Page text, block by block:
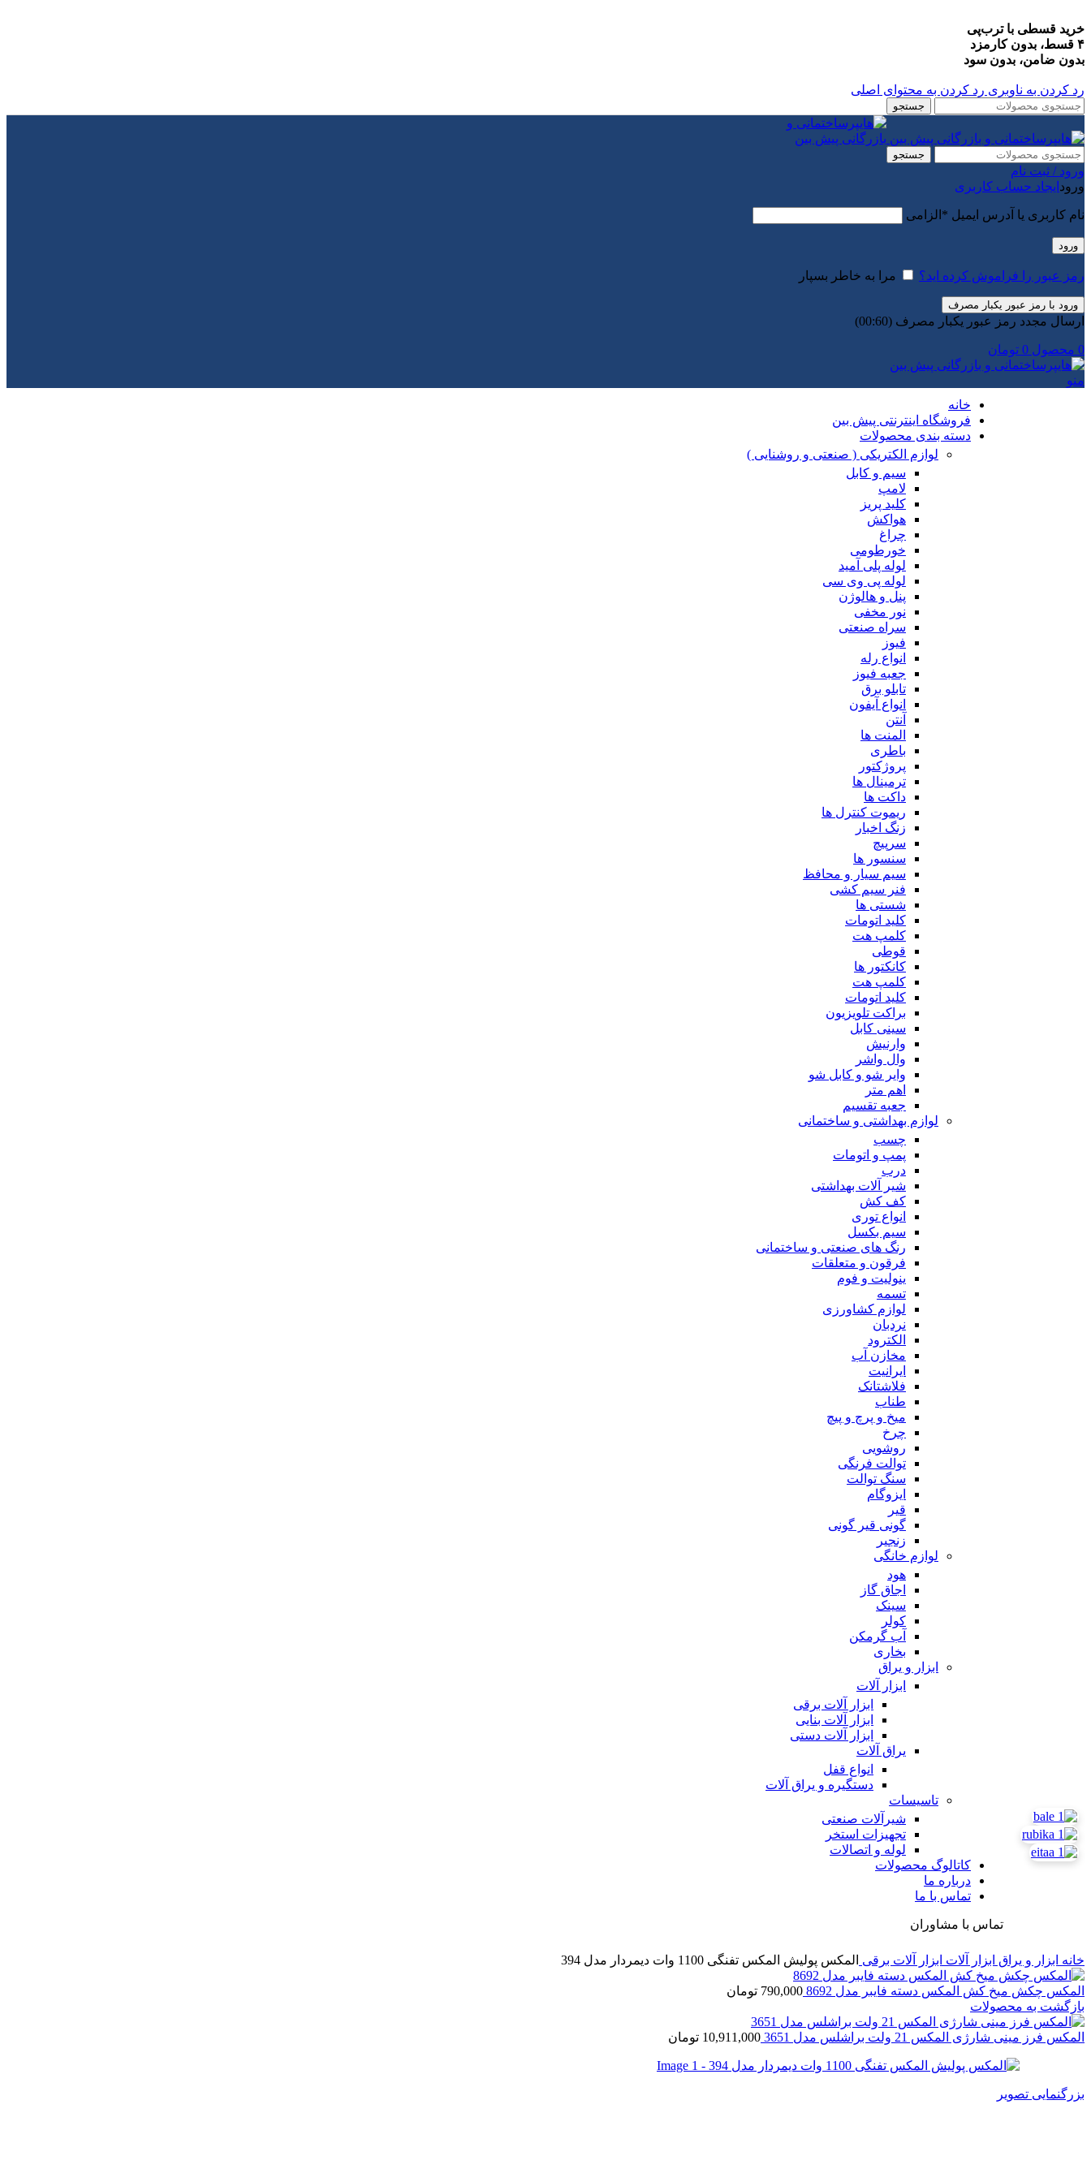
خرید قسطی با ترب‌پی
۴ قسط، بدون کارمزد
بدون ضامن، بدون سود
رد کردن به ناوبری رد کردن به محتوای اصلی
جستجو
جستجو
ورود / ثبت نام
ورود ایجاد حساب کاربری
نام کاربری یا آدرس ایمیل * الزامی
ورود
رمز عبور را فراموش کرده اید؟ مرا به خاطر بسپار
ورود با رمز عبور یکبار مصرف
ارسال مجدد رمز عبور یکبار مصرف (00:
60
)
0 محصول 0 تومان
منو
خانه
فروشگاه اینترنتی پیش بین
دسته بندی محصولات
لوازم الکتریکی ( صنعتی و روشنایی )
سیم و کابل
لامپ
کلید پریز
هواکش
چراغ
خورطومی
لوله پلی آمید
لوله پی وی سی
پنل و هالوژن
نور مخفی
سراه صنعتی
فیوز
انواع رله
جعبه فیوز
تابلو برق
انواع آیفون
آنتن
المنت ها
باطری
پروژکتور
ترمینال ها
داکت ها
ریموت کنترل ها
زنگ اخبار
سرپیچ
سنسور ها
سیم سیار و محافظ
فنر سیم کشی
شستی ها
کلید اتومات
کلمپ هت
قوطی
کانکتور ها
کلمپ هت
کلید اتومات
براکت تلویزیون
سینی کابل
وارنیش
وال واشر
وایر شو و کابل شو
اهم متر
جعبه تقسیم
لوازم بهداشتی و ساختمانی
چسب
پمپ و اتومات
درب
شیر آلات بهداشتی
کف کش
انواع توری
سیم بکسل
رنگ های صنعتی و ساختمانی
فرقون و متعلقات
ینولیت و فوم
تسمه
لوازم کشاورزی
نردبان
الکترود
مخازن آب
ایرانیت
فلاشتانک
طناب
میخ و پرچ و پیچ
چرخ
روشویی
توالت فرنگی
سنگ توالت
ایزوگام
قیر
گونی قیر گونی
زنجیر
لوازم خانگی
هود
اجاق گاز
سینک
کولر
آب گرمکن
بخاری
ابزار و یراق
ابزار آلات
ابزار آلات برقی
ابزار آلات بنایی
ابزار آلات دستی
یراق آلات
انواع قفل
دستگیره و یراق آلات
تاسیسات
شیرآلات صنعتی
تجهیزات استخر
لوله و اتصالات
کاتالوگ محصولات
درباره ما
تماس با ما
تماس با مشاوران
خانه ابزار و یراق ابزار آلات ابزار آلات برقی المکس پولیش المکس تفنگی 1100 وات دیمردار مدل 394
المکس چکش میخ کش المکس دسته فایبر مدل 8692 790,000 تومان
بازگشت به محصولات
المکس فرز مینی شارژی المکس 21 ولت براشلس مدل 3651 10,911,000 تومان
بزرگنمایی تصویر